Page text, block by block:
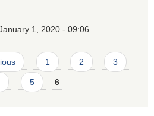
1, 2020 - 09:06
1 2 3
5 6